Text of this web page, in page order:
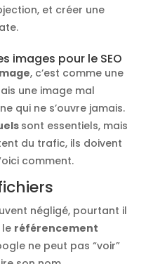
et créer une
images pour le SEO
, c’est comme une
une image mal
qui ne s’ouvre jamais.
sont essentiels, mais
du trafic, ils doivent
comment.
négligé, pourtant il
référencement
ne peut pas “voir”